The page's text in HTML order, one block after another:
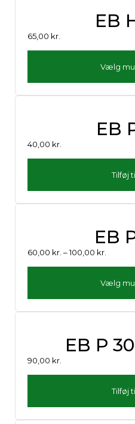
EB
65,00 kr.
Vælg
EB
40,00 kr.
Tilføj
EB
60,00 kr. –100,00 kr.
Vælg
EB P
90,00 kr.
Tilføj